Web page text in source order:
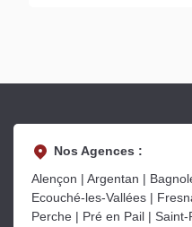
Nos Agences :
Alençon | Argentan |
Ecouché-les-Vallées |
Perche | Pré en Pail |